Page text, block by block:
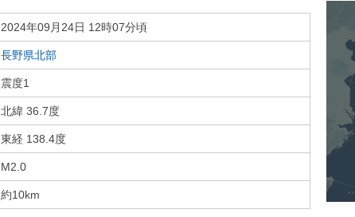
2024年09月24日 12時07分頃
長野県北部
震度1
北緯 36.7度
東経 138.4度
M2.0
約10km